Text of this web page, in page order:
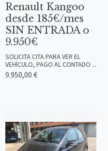
Renault Kangoo
desde 185€/mes
SIN ENTRADA o
9.950€
SOLICITA CITA PARA VER EL
VEHÍCULO, PAGO AL CONTADO ...
9.950,00 €